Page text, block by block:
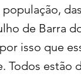
de Barra
isso que
Todos estão